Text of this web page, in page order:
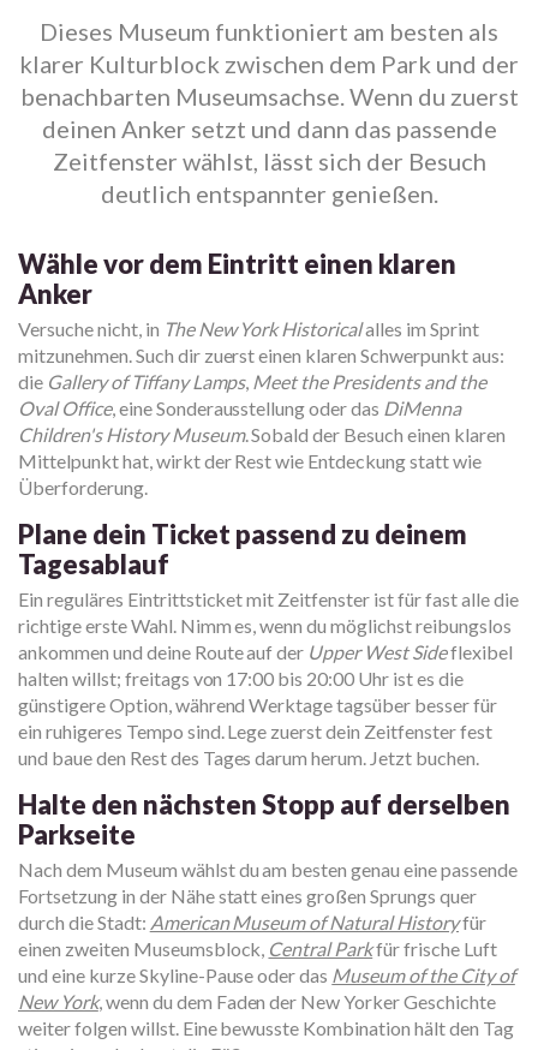
Dieses Museum funktioniert am besten als
klarer Kulturblock zwischen dem Park und der
benachbarten Museumsachse. Wenn du zuerst
deinen Anker setzt und dann das passende
Zeitfenster wählst, lässt sich der Besuch
deutlich entspannter genießen.
Wähle vor dem Eintritt einen klaren
Anker
Versuche nicht, in The New York Historicalalles im Sprint
mitzunehmen. Such dir zuerst einen klaren Schwerpunkt aus:
die Gallery of Tiffany Lamps, Meet the Presidents and the
Oval Office, eine Sonderausstellung oder das DiMenna
Children's History Museum. Sobald der Besuch einen klaren
Mittelpunkt hat, wirkt der Rest wie Entdeckung statt wie
Überforderung.
Plane dein Ticket passend zu deinem
Tagesablauf
Ein reguläres Eintrittsticket mit Zeitfenster ist für fast alle die
richtige erste Wahl. Nimm es, wenn du möglichst reibungslos
ankommen und deine Route auf der Upper West Sideflexibel
halten willst; freitags von 17:00 bis 20:00 Uhr ist es die
günstigere Option, während Werktage tagsüber besser für
ein ruhigeres Tempo sind. Lege zuerst dein Zeitfenster fest
und baue den Rest des Tages darum herum. Jetzt buchen.
Halte den nächsten Stopp auf derselben
Parkseite
Nach dem Museum wählst du am besten genau eine passende
Fortsetzung in der Nähe statt eines großen Sprungs quer
durch die Stadt: American Museum of Natural Historyfür
einen zweiten Museumsblock, Central Parkfür frische Luft
und eine kurze Skyline-Pause oder das Museum of the City of
New York, wenn du dem Faden der New Yorker Geschichte
weiter folgen willst. Eine bewusste Kombination hält den Tag